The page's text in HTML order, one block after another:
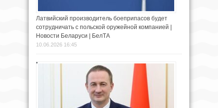
Латвийский производитель боеприпасов будет
сотрудничать с польской оружейной компанией |
Новости Беларуси | БелТА
10.06.2026 16:45